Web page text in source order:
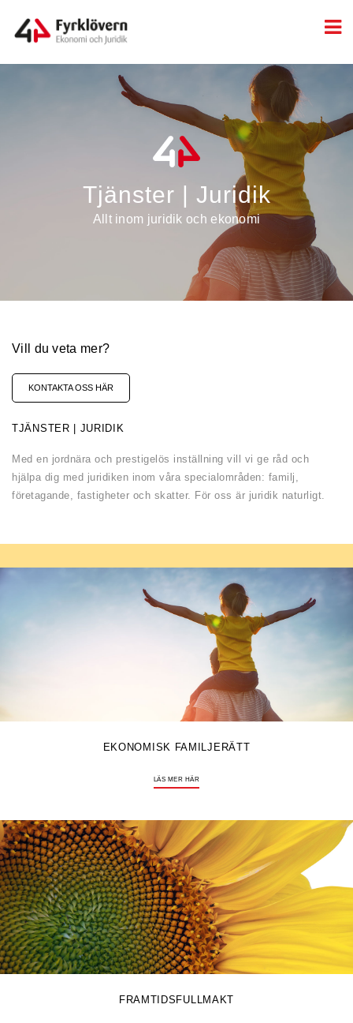
Tjänster | Juridik
Allt inom juridik och ekonomi
Vill du veta mer?
KONTAKTA OSS HÄR
TJÄNSTER | JURIDIK
Med en jordnära och prestigelös inställning vill vi ge råd och
hjälpa dig med juridiken inom våra specialområden: familj,
företagande, fastigheter och skatter. För oss är juridik naturligt.
EKONOMISK FAMILJERÄTT
LÄS MER HÄR
FRAMTIDSFULLMAKT